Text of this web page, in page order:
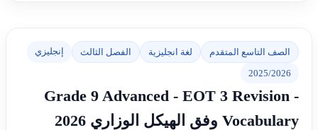
الصف التاسع المتقدم لغة انجليزية الفصل الثالث إنجليزي
2025/2026
Grade 9 Advanced - EOT 3 Revision -
Vocabulary وفق الهيكل الوزاري 2026